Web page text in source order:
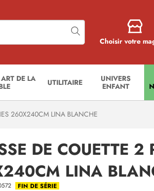
Choisir votre
DE LA
UTILITAIRE
UNIVERS
ENFANT
260X240CM LINA BLANCHE
DE COUETTE 2
LINA
FIN DE SÉRIE